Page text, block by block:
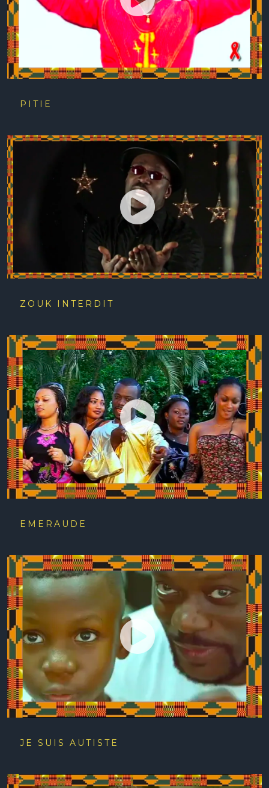
PITIE
ZOUK INTERDIT
EMERAUDE
JE SUIS AUTISTE